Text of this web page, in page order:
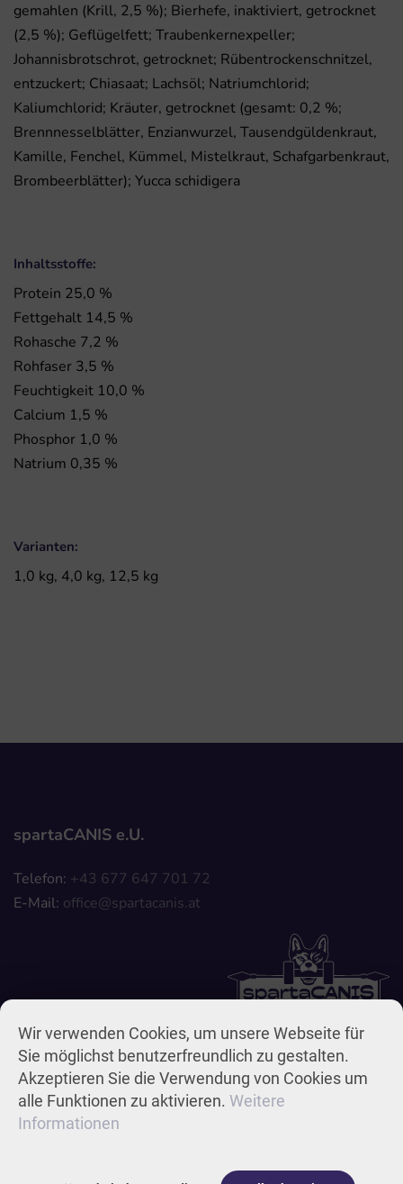
gemahlen (Krill, 2,5 %); Bierhefe, inaktiviert, getrocknet
(2,5 %); Geflügelfett; Traubenkernexpeller;
Johannisbrotschrot, getrocknet; Rübentrockenschnitzel,
entzuckert; Chiasaat; Lachsöl; Natriumchlorid;
Kaliumchlorid; Kräuter, getrocknet (gesamt: 0,2 %;
Brennnesselblätter, Enzianwurzel, Tausendgüldenkraut,
Kamille, Fenchel, Kümmel, Mistelkraut, Schafgarbenkraut,
Brombeerblätter); Yucca schidigera
Inhaltsstoffe:
Protein 25,0 %
Fettgehalt 14,5 %
Rohasche 7,2 %
Rohfaser 3,5 %
Feuchtigkeit 10,0 %
Calcium 1,5 %
Phosphor 1,0 %
Natrium 0,35 %
Varianten:
1,0 kg, 4,0 kg, 12,5 kg
spartaCANIS e.U.
Telefon: +43 677 647 701 72
E-Mail:
Impressum & Datenschutz
Wir verwenden Cookies, um unsere Webseite für
Sie möglichst benutzerfreundlich zu gestalten.
Akzeptieren Sie die Verwendung von Cookies um
alle Funktionen zu aktivieren. Weitere
Informationen